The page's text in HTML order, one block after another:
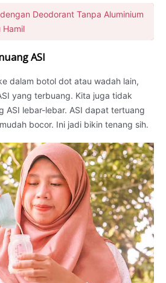
Deodorant Tanpa Aluminium
ASI
dalam botol dot atau wadah lain,
yang terbuang. Kita juga tidak
ASI lebar-lebar. ASI dapat tertuang
bocor. Ini jadi bikin tenang sih.